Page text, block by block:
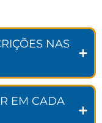
NAS
EM CADA